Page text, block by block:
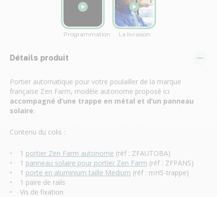
Détails produit
Portier automatique pour votre poulailler de la marque
française Zen Farm, modèle autonome proposé ici
accompagné d’une trappe en métal et d’un panneau
solaire.
Contenu du colis :
• 1 portier Zen Farm autonome (réf : ZFAUTOBA)
• 1 panneau solaire pour portier Zen Farm (réf : ZFPANS)
• 1 porte en aluminium taille Medium (réf : mHS-trappe)
• 1 paire de rails
• Vis de fixation